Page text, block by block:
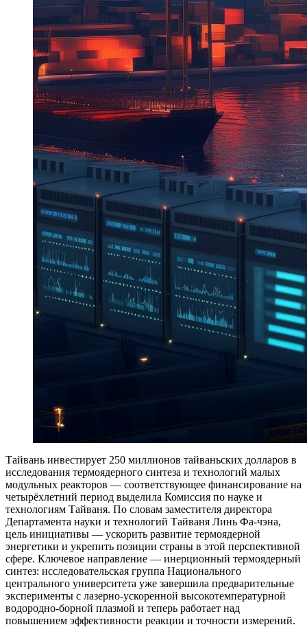
Тайвань инвестирует 250 миллионов тайваньских долларов в
исследования термоядерного синтеза и технологий малых
модульных реакторов — соответствующее финансирование на
четырёхлетний период выделила Комиссия по науке и
технологиям Тайваня. По словам заместителя директора
Департамента науки и технологий Тайваня Линь Фа‑чэна,
цель инициативы — ускорить развитие термоядерной
энергетики и укрепить позиции страны в этой перспективной
сфере. Ключевое направление — инерционный термоядерный
синтез: исследовательская группа Национального
центрального университета уже завершила предварительные
эксперименты с лазерно‑ускоренной высокотемпературной
водородно‑борной плазмой и теперь работает над
повышением эффективности реакции и точности измерений.